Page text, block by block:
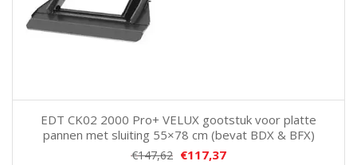
EDT CK02 2000 Pro+ VELUX gootstuk voor platte
pannen met sluiting 55×78 cm (bevat BDX & BFX)
€147,62 €117,37